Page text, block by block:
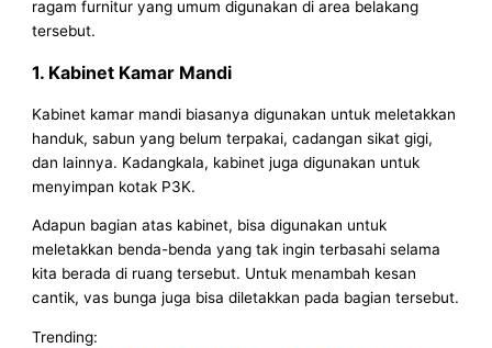
ragam furnitur yang umum digunakan di area belakang
tersebut.
1. Kabinet Kamar Mandi
Kabinet kamar mandi biasanya digunakan untuk meletakkan
handuk, sabun yang belum terpakai, cadangan sikat gigi,
dan lainnya. Kadangkala, kabinet juga digunakan untuk
menyimpan kotak P3K.
Adapun bagian atas kabinet, bisa digunakan untuk
meletakkan benda-benda yang tak ingin terbasahi selama
kita berada di ruang tersebut. Untuk menambah kesan
cantik, vas bunga juga bisa diletakkan pada bagian tersebut.
Trending: